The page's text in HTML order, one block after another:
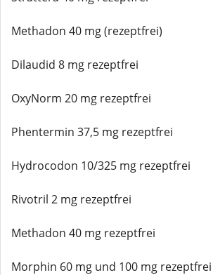
Methadon 40 mg (rezeptfrei)
Dilaudid 8 mg rezeptfrei
OxyNorm 20 mg rezeptfrei
Phentermin 37,5 mg rezeptfrei
Hydrocodon 10/325 mg rezeptfrei
Rivotril 2 mg rezeptfrei
Methadon 40 mg rezeptfrei
Morphin 60 mg und 100 mg rezeptfrei